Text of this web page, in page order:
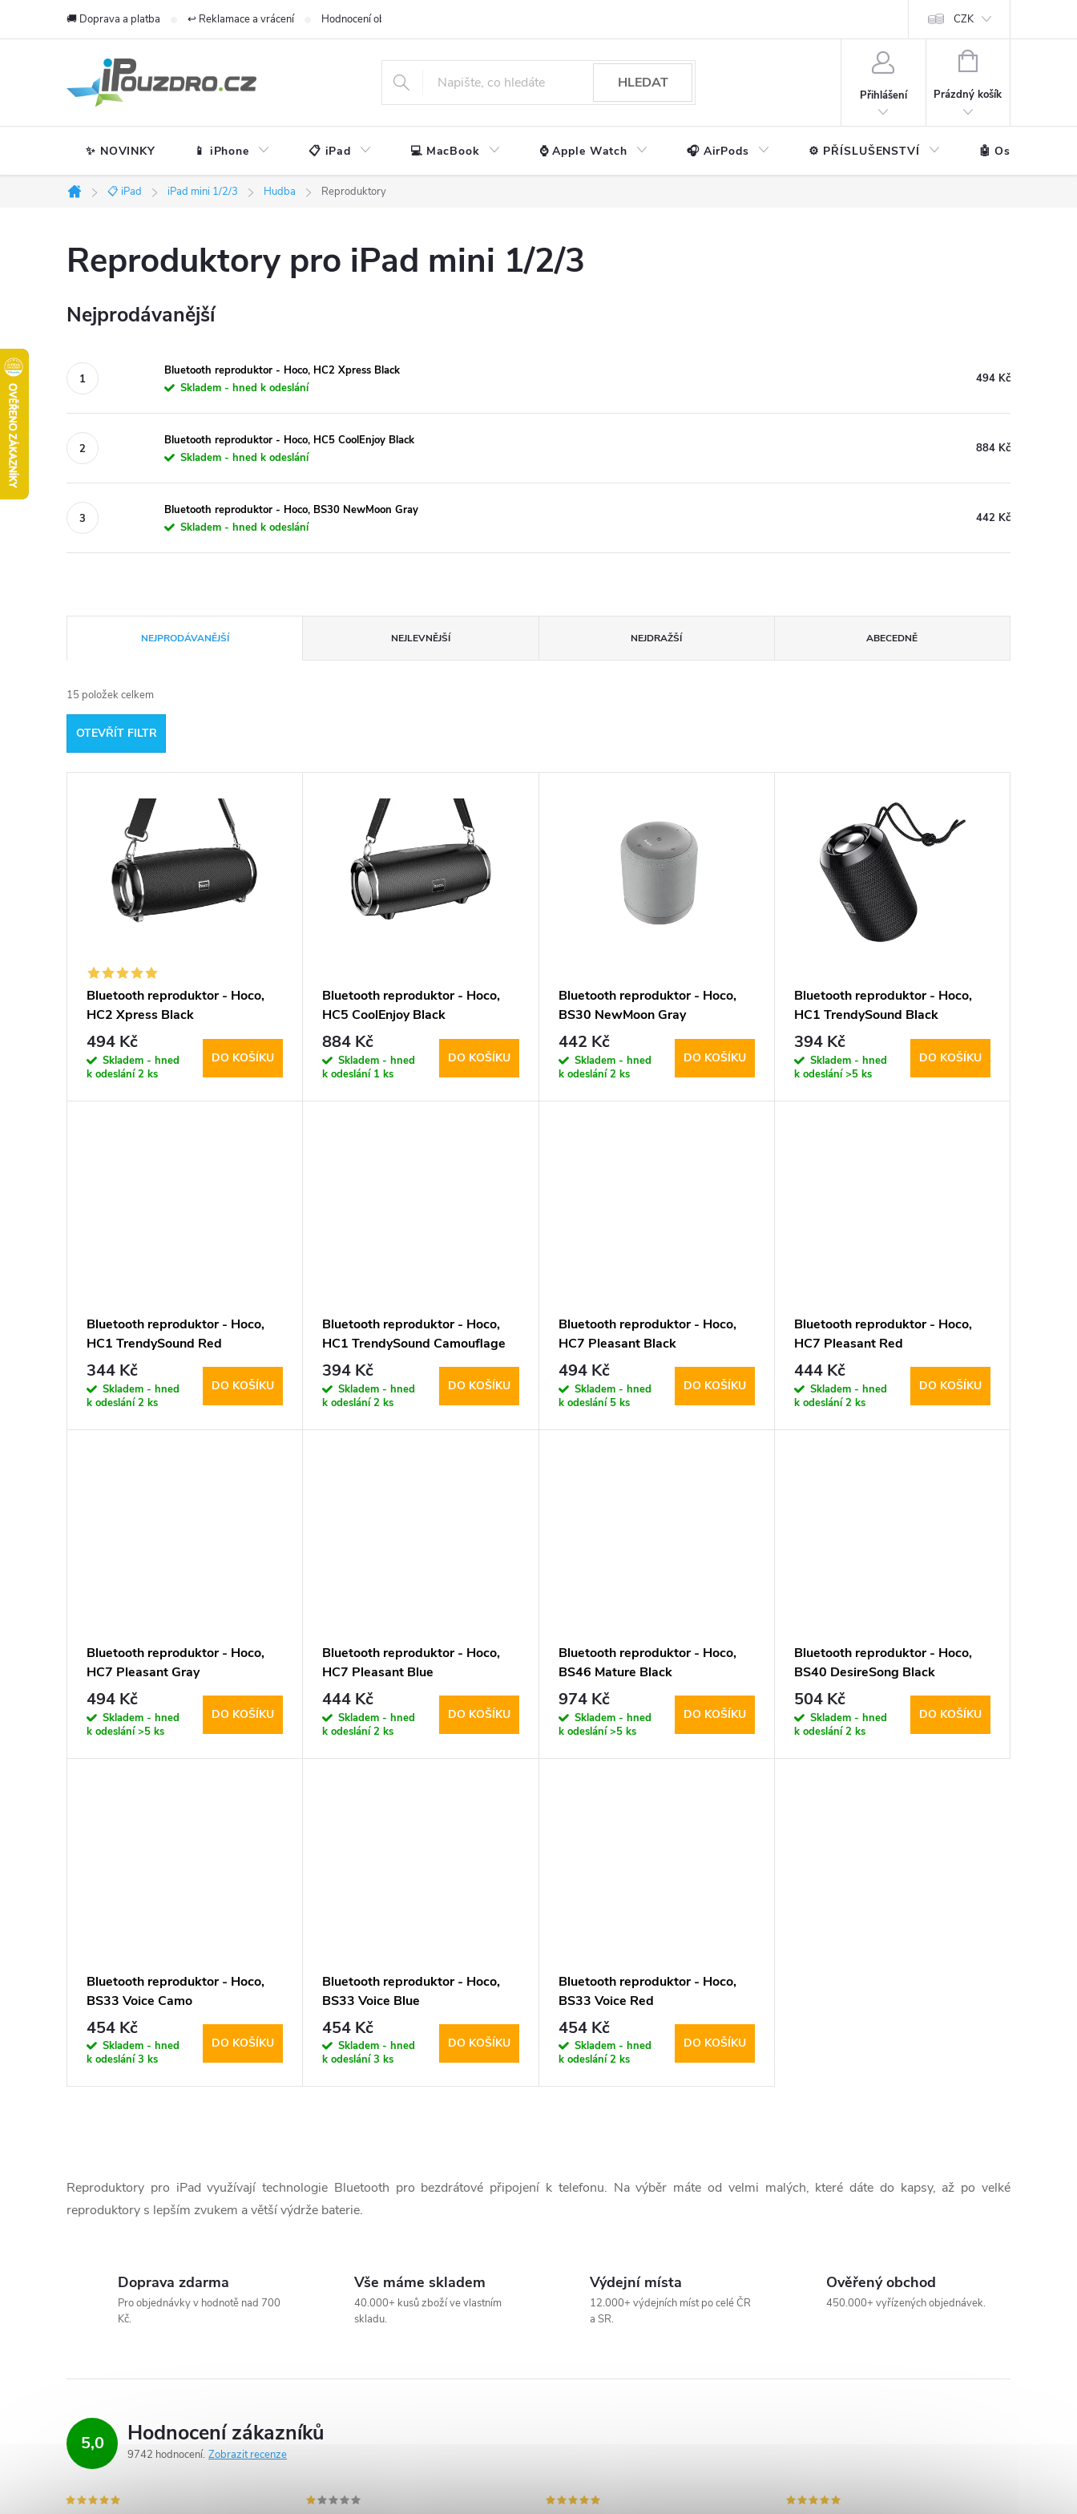
🚚 Doprava a platba ↩️ Reklamace a vrácení Hodnocení obchodu CZK
HLEDAT
Přihlášení
NÁKUPNÍ
Prázdný košík
✨ NOVINKY 📱 iPhone 📋 iPad 💻 MacBook ⌚ Apple Watch 🎧 AirPods ⚙️ PŘÍSLUŠENSTVÍ 🤖 Ostatní
Domů
📋 iPad iPad mini 1/2/3 Hudba Reproduktory
Reproduktory pro iPad mini 1/2/3
Nejprodávanější
Bluetooth reproduktor - Hoco, HC2 Xpress Black
Skladem - hned k odeslání
494 Kč
Bluetooth reproduktor - Hoco, HC5 CoolEnjoy Black
Skladem - hned k odeslání
884 Kč
Bluetooth reproduktor - Hoco, BS30 NewMoon Gray
Skladem - hned k odeslání
442 Kč
a
z
e
t
NEJPRODÁVANĚJŠÍ NEJLEVNĚJŠÍ NEJDRAŽŠÍ ABECEDNĚ
15 položek celkem
OTEVŘÍT FILTR
d
Bluetooth reproduktor - Hoco,
HC2 Xpress Black
494 Kč
Skladem - hned
k odeslání2 ks
DO KOŠÍKU
Bluetooth reproduktor - Hoco,
HC5 CoolEnjoy Black
884 Kč
Skladem - hned
k odeslání 1 ks
DO KOŠÍKU
Bluetooth reproduktor - Hoco,
BS30 NewMoon Gray
442 Kč
Skladem - hned
k odeslání2 ks
DO KOŠÍKU
Bluetooth reproduktor - Hoco,
HC1 TrendySound Black
394 Kč
Skladem - hned
k odeslání>5 ks
DO KOŠÍKU
Bluetooth reproduktor - Hoco,
HC1 TrendySound Red
344 Kč
Skladem - hned
k odeslání2 ks
DO KOŠÍKU
Bluetooth reproduktor - Hoco,
HC1 TrendySound Camouflage
394 Kč
Skladem - hned
k odeslání2 ks
DO KOŠÍKU
Bluetooth reproduktor - Hoco,
HC7 Pleasant Black
494 Kč
Skladem - hned
k odeslání 5 ks
DO KOŠÍKU
Bluetooth reproduktor - Hoco,
HC7 Pleasant Red
444 Kč
Skladem - hned
k odeslání2 ks
DO KOŠÍKU
Bluetooth reproduktor - Hoco,
HC7 Pleasant Gray
494 Kč
Skladem - hned
k odeslání>5 ks
DO KOŠÍKU
Bluetooth reproduktor - Hoco,
HC7 Pleasant Blue
444 Kč
Skladem - hned
k odeslání2 ks
DO KOŠÍKU
Bluetooth reproduktor - Hoco,
BS46 Mature Black
974 Kč
Skladem - hned
k odeslání>5 ks
DO KOŠÍKU
Bluetooth reproduktor - Hoco,
BS40 DesireSong Black
504 Kč
Skladem - hned
k odeslání2 ks
DO KOŠÍKU
Bluetooth reproduktor - Hoco,
BS33 Voice Camo
454 Kč
Skladem - hned
k odeslání3 ks
DO KOŠÍKU
Bluetooth reproduktor - Hoco,
BS33 Voice Blue
454 Kč
Skladem - hned
k odeslání3 ks
DO KOŠÍKU
Bluetooth reproduktor - Hoco,
BS33 Voice Red
454 Kč
Skladem - hned
k odeslání2 ks
DO KOŠÍKU
v
l
í
r
v
k
Reproduktory pro iPad využívají technologie Bluetooth pro bezdrátové připojení k telefonu. Na výběr máte od velmi malých, které dáte do kapsy, až po velké
reproduktory s lepším zvukem a větší výdrže baterie.
Doprava zdarma
Pro objednávky v hodnotě nad 700
Kč.
Vše máme skladem
40.000+ kusů zboží ve vlastním
skladu.
Výdejní místa
12.000+ výdejních míst po celé ČR
a SR.
Ověřený obchod
450.000+ vyřízených objednávek.
5,0 Hodnocení zákazníků
9742 hodnocení Zobrazit recenze